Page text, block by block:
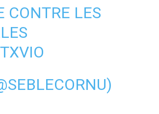
CONTRE LES